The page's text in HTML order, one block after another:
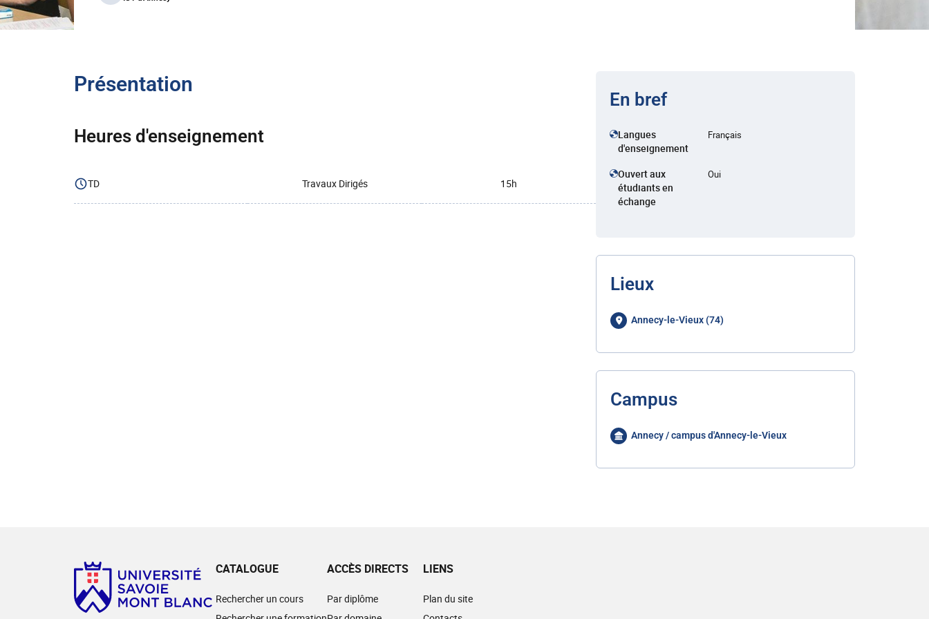
Présentation
Heures d'enseignement
TD Travaux Dirigés 15h
En bref
Langues
d'enseignement
Français
Ouvert aux
étudiants en
échange
Oui
Lieux
Annecy-le-Vieux (74)
Campus
Annecy / campus d'Annecy-le-Vieux
CATALOGUE
Rechercher un cours
ACCÈS DIRECTS
Par diplôme
LIENS
Plan du site